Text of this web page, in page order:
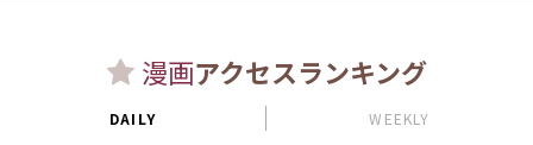
漫画アクセスランキング
DAILY WEEKLY